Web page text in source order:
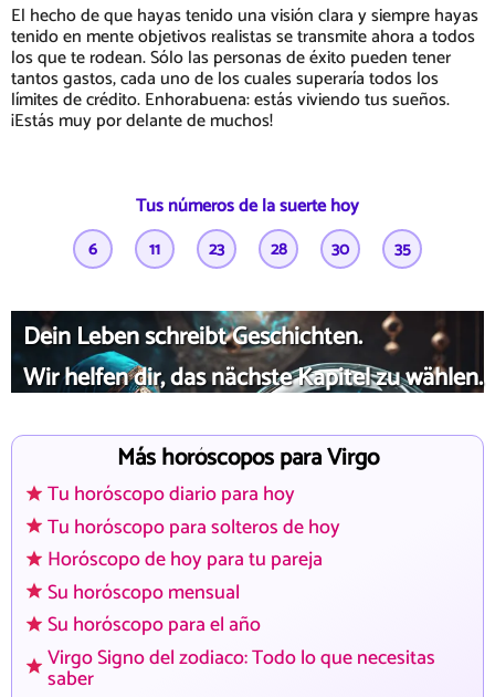
El hecho de que hayas tenido una visión clara y siempre hayas
tenido en mente objetivos realistas se transmite ahora a todos
los que te rodean. Sólo las personas de éxito pueden tener
tantos gastos, cada uno de los cuales superaría todos los
límites de crédito. Enhorabuena: estás viviendo tus sueños.
¡Estás muy por delante de muchos!
Tus números de la suerte hoy
6 11 23 28 30 35
Dein Leben schreibt Geschichten.
Wir helfen dir, das nächste Kapitel zu wählen.
Más horóscopos para Virgo
Tu horóscopo diario para hoy
Tu horóscopo para solteros de hoy
Horóscopo de hoy para tu pareja
Su horóscopo mensual
Su horóscopo para el año
Virgo Signo del zodiaco: Todo lo que necesitas
saber